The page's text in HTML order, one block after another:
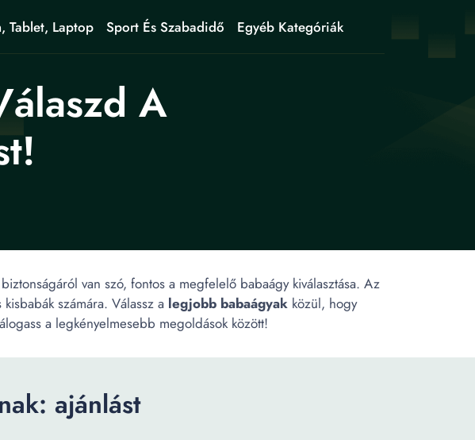
Tablet, Laptop Sport És Szabadidő Egyéb Kategóriák
A
van szó, fontos a megfelelő babaágy kiválasztása. Az
számára. Válassz a legjobb babaágyakközül, hogy
a legkényelmesebb megoldások között!
ajánlást